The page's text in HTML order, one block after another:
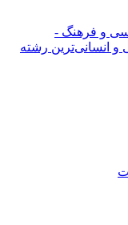
و فرهنگ -
و انسانی‌ترین رشته